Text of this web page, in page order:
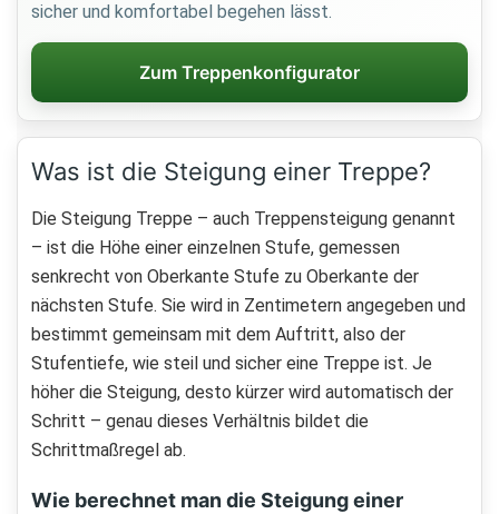
sicher und komfortabel begehen lässt.
Zum Treppenkonfigurator
Was ist die Steigung einer Treppe?
Die Steigung Treppe – auch Treppensteigung genannt
– ist die Höhe einer einzelnen Stufe, gemessen
senkrecht von Oberkante Stufe zu Oberkante der
nächsten Stufe. Sie wird in Zentimetern angegeben und
bestimmt gemeinsam mit dem Auftritt, also der
Stufentiefe, wie steil und sicher eine Treppe ist. Je
höher die Steigung, desto kürzer wird automatisch der
Schritt – genau dieses Verhältnis bildet die
Schrittmaßregel ab.
Wie berechnet man die Steigung einer